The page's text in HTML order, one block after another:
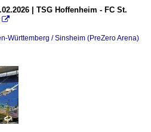
| TSG Hoffenheim - FC St.

Württemberg / Sinsheim (PreZero Arena)